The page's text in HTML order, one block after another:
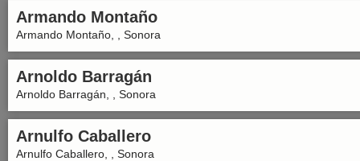
Armando Montaño
Armando Montaño, , Sonora
Arnoldo Barragán
Arnoldo Barragán, , Sonora
Arnulfo Caballero
Arnulfo Caballero, , Sonora